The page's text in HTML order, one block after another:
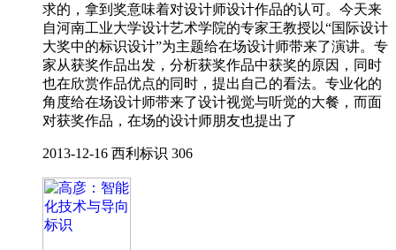
求的，拿到奖意味着对设计师设计作品的认可。今天来
自河南工业大学设计艺术学院的专家王教授以“国际设计
大奖中的标识设计”为主题给在场设计师带来了演讲。专
家从获奖作品出发，分析获奖作品中获奖的原因，同时
也在欣赏作品优点的同时，提出自己的看法。专业化的
角度给在场设计师带来了设计视觉与听觉的大餐，而面
对获奖作品，在场的设计师朋友也提出了
2013-12-16 西利标识 306